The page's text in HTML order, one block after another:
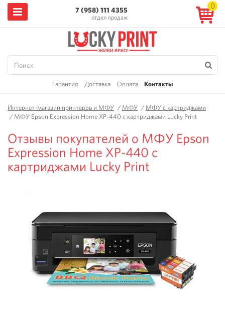
7 (958) 111 4355
отдел продаж
0
Гарантия Доставка Оплата Контакты
Интернет-магазин принтеров и МФУ /МФУ /МФУ с картриджами
/МФУ Epson Expression Home XP-440 с картриджами Lucky Print
Отзывы покупателей о МФУ Epson
Expression Home XP-440 с
картриджами Lucky Print